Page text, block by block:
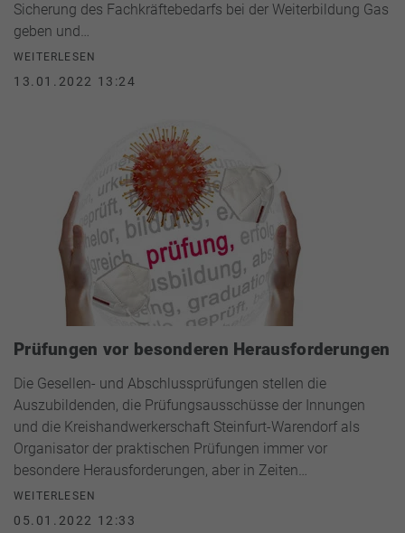
Sicherung des Fachkräftebedarfs bei der Weiterbildung Gas
geben und…
WEITERLESEN
13.01.2022 13:24
Prüfungen vor besonderen Herausforderungen
Die Gesellen- und Abschlussprüfungen stellen die
Auszubildenden, die Prüfungsausschüsse der Innungen
und die Kreishandwerkerschaft Steinfurt-Warendorf als
Organisator der praktischen Prüfungen immer vor
besondere Herausforderungen, aber in Zeiten…
WEITERLESEN
05.01.2022 12:33